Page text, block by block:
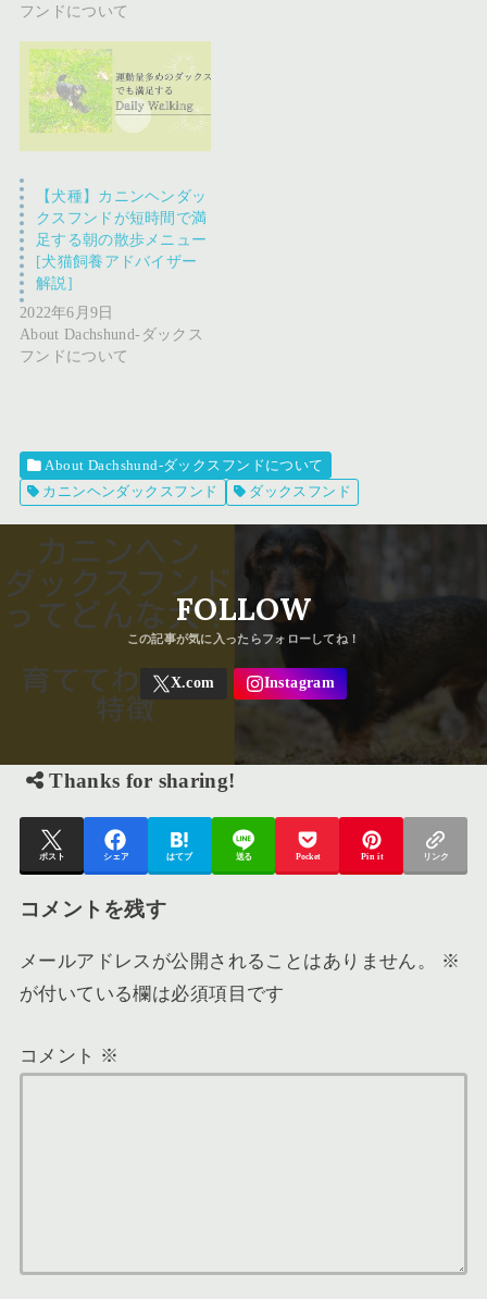
フンドについて
【犬種】カニンヘンダッ
クスフンドが短時間で満
足する朝の散歩メニュー
[犬猫飼養アドバイザー
解説]
2022年6月9日
About Dachshund-ダックス
フンドについて
About Dachshund-ダックスフンドについて
カニンヘンダックスフンド
ダックスフンド
FOLLOW
Thanks for sharing!
ポスト シェア はてブ 送る Pocket Pin it リンク
コメントを残す
メールアドレスが公開されることはありません。
※
が付いている欄は必須項目です
コメント ※